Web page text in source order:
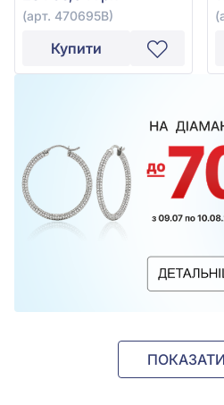
(арт. 470695В)
Купити